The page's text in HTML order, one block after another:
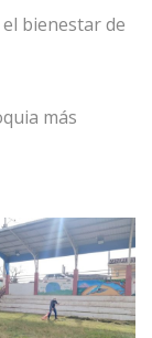
bienestar de
más